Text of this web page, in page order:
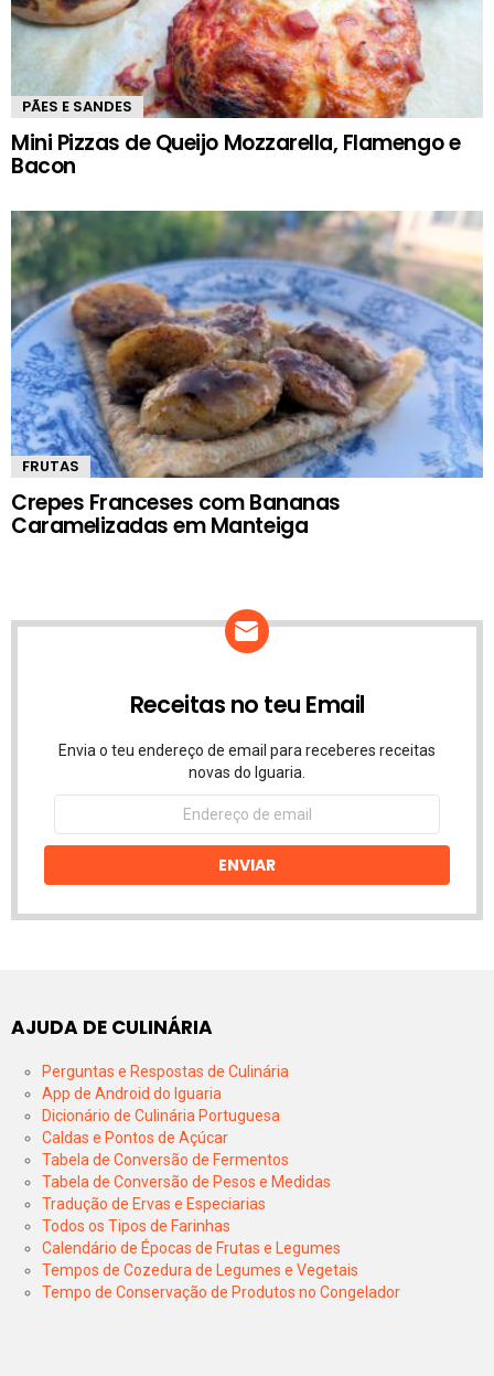
PÃES E SANDES
Mini Pizzas de Queijo Mozzarella, Flamengo e
Bacon
FRUTAS
Crepes Franceses com Bananas
Caramelizadas em Manteiga
Receitas no teu Email
Envia o teu endereço de email para receberes receitas
novas do Iguaria.
Endereço
email
ENVIAR
AJUDA DE CULINÁRIA
Perguntas e Respostas de Culinária
App de Android do Iguaria
Dicionário de Culinária Portuguesa
Caldas e Pontos de Açúcar
Tabela de Conversão de Fermentos
Tabela de Conversão de Pesos e Medidas
Tradução de Ervas e Especiarias
Todos os Tipos de Farinhas
Calendário de Épocas de Frutas e Legumes
Tempos de Cozedura de Legumes e Vegetais
Tempo de Conservação de Produtos no Congelador